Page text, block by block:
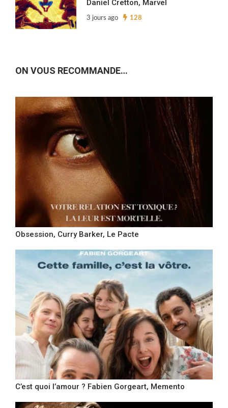
Daniel Cretton, Marvel
3 jours ago 128
ON VOUS RECOMMANDE…
Obsession, Curry Barker, Le Pacte
C’est quoi l’amour ? Fabien Gorgeart, Memento